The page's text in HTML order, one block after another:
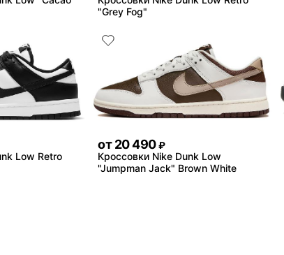
"Grey Fog"
Low Retro
от 20 490 ₽
Кроссовки Nike Dunk Low
"Jumpman Jack" Brown White